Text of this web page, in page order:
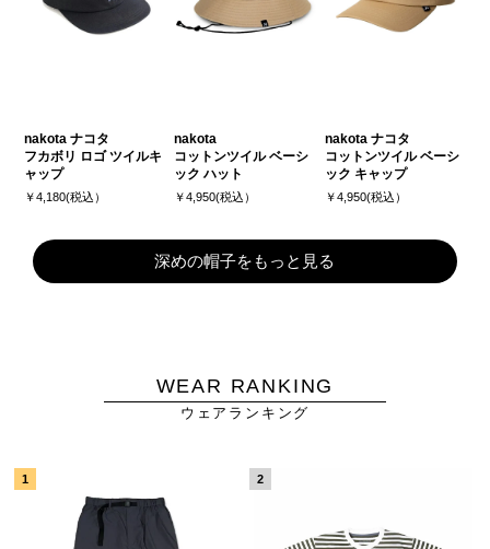
nakota ナコタ
フカボリ ロゴ ツイルキ
ャップ
￥4,180(税込）
nakota
コットンツイル ベーシ
ック ハット
￥4,950(税込）
nakota ナコタ
コットンツイル ベーシ
ック キャップ
￥4,950(税込）
深めの帽子をもっと見る
WEAR RANKING
ウェアランキング